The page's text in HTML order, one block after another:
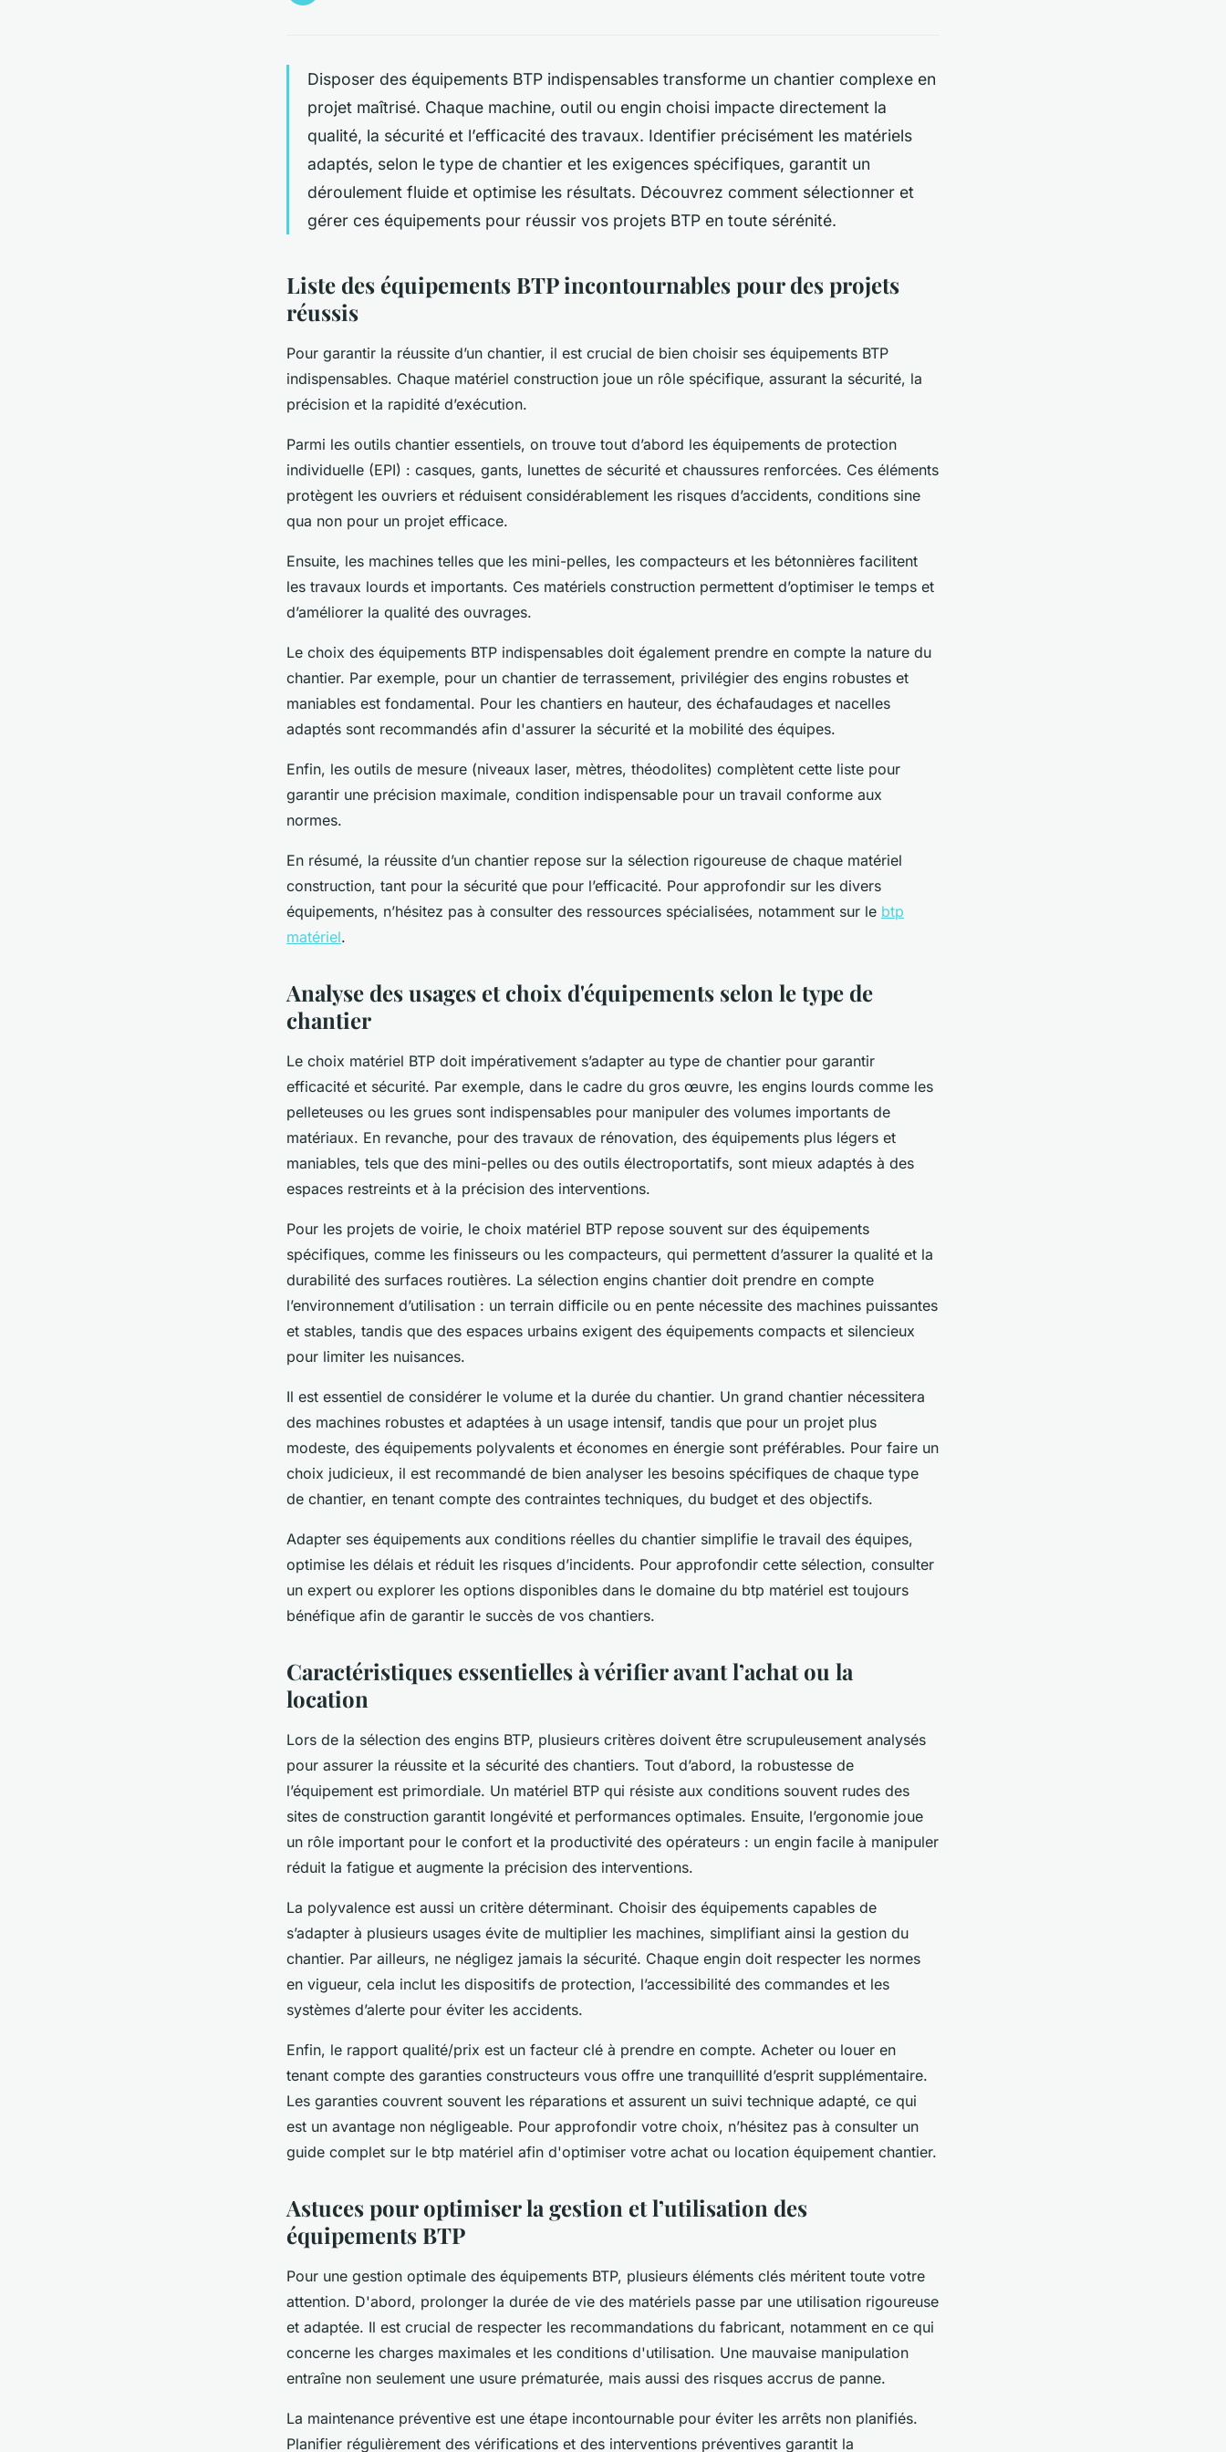
Disposer des équipements BTP indispensables transforme un chantier complexe en
projet maîtrisé. Chaque machine, outil ou engin choisi impacte directement la
qualité, la sécurité et l’efficacité des travaux. Identifier précisément les matériels
adaptés, selon le type de chantier et les exigences spécifiques, garantit un
déroulement fluide et optimise les résultats. Découvrez comment sélectionner et
gérer ces équipements pour réussir vos projets BTP en toute sérénité.
Liste des équipements BTP incontournables pour des projets
réussis
Pour garantir la réussite d’un chantier, il est crucial de bien choisir ses équipements BTP
indispensables. Chaque matériel construction joue un rôle spécifique, assurant la sécurité, la
précision et la rapidité d’exécution.
Parmi les outils chantier essentiels, on trouve tout d’abord les équipements de protection
individuelle (EPI) : casques, gants, lunettes de sécurité et chaussures renforcées. Ces éléments
protègent les ouvriers et réduisent considérablement les risques d’accidents, conditions sine
qua non pour un projet efficace.
Ensuite, les machines telles que les mini-pelles, les compacteurs et les bétonnières facilitent
les travaux lourds et importants. Ces matériels construction permettent d’optimiser le temps et
d’améliorer la qualité des ouvrages.
Le choix des équipements BTP indispensables doit également prendre en compte la nature du
chantier. Par exemple, pour un chantier de terrassement, privilégier des engins robustes et
maniables est fondamental. Pour les chantiers en hauteur, des échafaudages et nacelles
adaptés sont recommandés afin d'assurer la sécurité et la mobilité des équipes.
Enfin, les outils de mesure (niveaux laser, mètres, théodolites) complètent cette liste pour
garantir une précision maximale, condition indispensable pour un travail conforme aux
normes.
En résumé, la réussite d’un chantier repose sur la sélection rigoureuse de chaque matériel
construction, tant pour la sécurité que pour l’efficacité. Pour approfondir sur les divers
équipements, n’hésitez pas à consulter des ressources spécialisées, notamment sur le btp
matériel.
Analyse des usages et choix d'équipements selon le type de
chantier
Le choix matériel BTP doit impérativement s’adapter au type de chantier pour garantir
efficacité et sécurité. Par exemple, dans le cadre du gros œuvre, les engins lourds comme les
pelleteuses ou les grues sont indispensables pour manipuler des volumes importants de
matériaux. En revanche, pour des travaux de rénovation, des équipements plus légers et
maniables, tels que des mini-pelles ou des outils électroportatifs, sont mieux adaptés à des
espaces restreints et à la précision des interventions.
Pour les projets de voirie, le choix matériel BTP repose souvent sur des équipements
spécifiques, comme les finisseurs ou les compacteurs, qui permettent d’assurer la qualité et la
durabilité des surfaces routières. La sélection engins chantier doit prendre en compte
l’environnement d’utilisation : un terrain difficile ou en pente nécessite des machines puissantes
et stables, tandis que des espaces urbains exigent des équipements compacts et silencieux
pour limiter les nuisances.
Il est essentiel de considérer le volume et la durée du chantier. Un grand chantier nécessitera
des machines robustes et adaptées à un usage intensif, tandis que pour un projet plus
modeste, des équipements polyvalents et économes en énergie sont préférables. Pour faire un
choix judicieux, il est recommandé de bien analyser les besoins spécifiques de chaque type
de chantier, en tenant compte des contraintes techniques, du budget et des objectifs.
Adapter ses équipements aux conditions réelles du chantier simplifie le travail des équipes,
optimise les délais et réduit les risques d’incidents. Pour approfondir cette sélection, consulter
un expert ou explorer les options disponibles dans le domaine du btp matériel est toujours
bénéfique afin de garantir le succès de vos chantiers.
Caractéristiques essentielles à vérifier avant l’achat ou la
location
Lors de la sélection des engins BTP, plusieurs critères doivent être scrupuleusement analysés
pour assurer la réussite et la sécurité des chantiers. Tout d’abord, la robustesse de
l’équipement est primordiale. Un matériel BTP qui résiste aux conditions souvent rudes des
sites de construction garantit longévité et performances optimales. Ensuite, l’ergonomie joue
un rôle important pour le confort et la productivité des opérateurs : un engin facile à manipuler
réduit la fatigue et augmente la précision des interventions.
La polyvalence est aussi un critère déterminant. Choisir des équipements capables de
s’adapter à plusieurs usages évite de multiplier les machines, simplifiant ainsi la gestion du
chantier. Par ailleurs, ne négligez jamais la sécurité. Chaque engin doit respecter les normes
en vigueur, cela inclut les dispositifs de protection, l’accessibilité des commandes et les
systèmes d’alerte pour éviter les accidents.
Enfin, le rapport qualité/prix est un facteur clé à prendre en compte. Acheter ou louer en
tenant compte des garanties constructeurs vous offre une tranquillité d’esprit supplémentaire.
Les garanties couvrent souvent les réparations et assurent un suivi technique adapté, ce qui
est un avantage non négligeable. Pour approfondir votre choix, n’hésitez pas à consulter un
guide complet sur le btp matériel afin d'optimiser votre achat ou location équipement chantier.
Astuces pour optimiser la gestion et l’utilisation des
équipements BTP
Pour une gestion optimale des équipements BTP, plusieurs éléments clés méritent toute votre
attention. D'abord, prolonger la durée de vie des matériels passe par une utilisation rigoureuse
et adaptée. Il est crucial de respecter les recommandations du fabricant, notamment en ce qui
concerne les charges maximales et les conditions d'utilisation. Une mauvaise manipulation
entraîne non seulement une usure prématurée, mais aussi des risques accrus de panne.
La maintenance préventive est une étape incontournable pour éviter les arrêts non planifiés.
Planifier régulièrement des vérifications et des interventions préventives garantit la